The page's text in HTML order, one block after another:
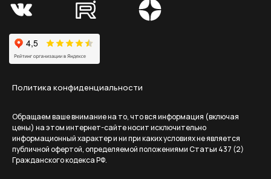
Политика конфиденциальности
Обращаем ваше внимание на то, что вся информация (включая
цены) на этом интернет-сайте носит исключительно
информационный характер и ни при каких условиях не является
публичной офертой, определяемой положениями Статьи 437 (2)
Гражданского кодекса РФ.